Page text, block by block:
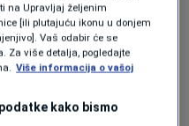
Foto: Lični arhiv
kao
iz
u nekim drugim
na Upravljaj željenim
[ili plutajuću ikonu u donjem
Vaš odabir će se
Za više detalja, pogledajte
Više informacija o vašoj
kako bismo